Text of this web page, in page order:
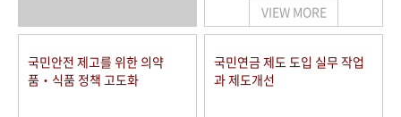
VIEW MORE
국민안전 제고를 위한 의약
품‧식품 정책 고도화
국민연금 제도 도입 실무 작업
과 제도개선